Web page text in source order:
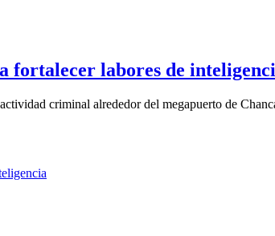
fortalecer labores de
criminal alrededor del megapuerto de